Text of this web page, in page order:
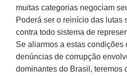
muitas categorias negociam
Poderá ser o reinício das lutas
contra todo sistema de
Se aliarmos a estas condições
denúncias de corrupção
dominantes do Brasil, teremos